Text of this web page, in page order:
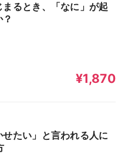
まるとき、「なに」が起
¥1,870
たい」と言われる人に